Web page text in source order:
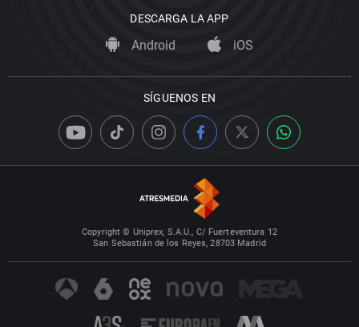
DESCARGA LA APP
Android iOS
SÍGUENOS EN
Copyright © Uniprex, S.A.U., C/ Fuerteventura 12
San Sebastián de los Reyes, 28703 Madrid